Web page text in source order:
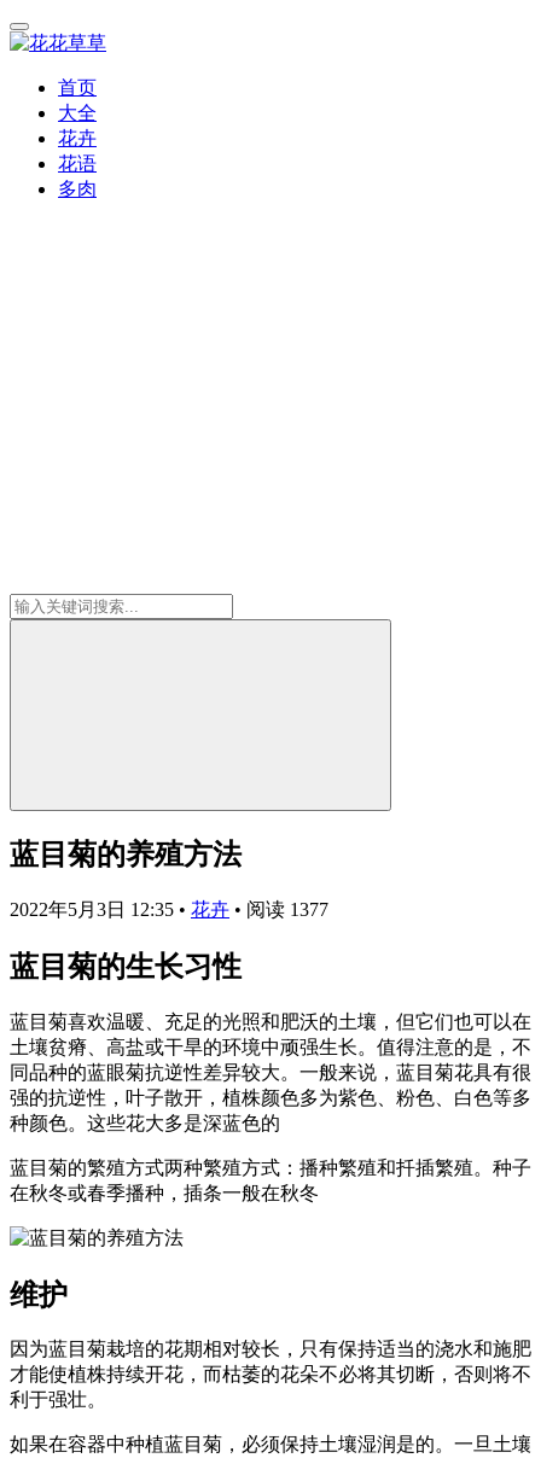
首页
大全
花卉
花语
多肉
蓝目菊的养殖方法
2022年5月3日 12:35 • 花卉 • 阅读 1377
蓝目菊的生长习性
蓝目菊喜欢温暖、充足的光照和肥沃的土壤，但它们也可以在
土壤贫瘠、高盐或干旱的环境中顽强生长。值得注意的是，不
同品种的蓝眼菊抗逆性差异较大。一般来说，蓝目菊花具有很
强的抗逆性，叶子散开，植株颜色多为紫色、粉色、白色等多
种颜色。这些花大多是深蓝色的
蓝目菊的繁殖方式两种繁殖方式：播种繁殖和扦插繁殖。种子
在秋冬或春季播种，插条一般在秋冬
维护
因为蓝目菊栽培的花期相对较长，只有保持适当的浇水和施肥
才能使植株持续开花，而枯萎的花朵不必将其切断，否则将不
利于强壮。
如果在容器中种植蓝目菊，必须保持土壤湿润是的。一旦土壤